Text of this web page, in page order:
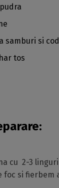
samburi si
tos
cu 2-3
foc si fierbem